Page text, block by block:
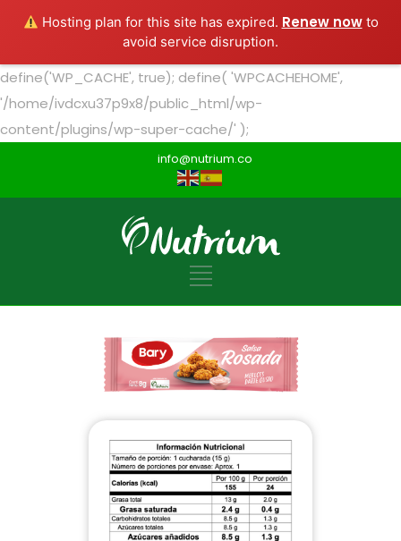
Hosting plan for this site has expired. Renew nowto
avoid service disruption.
define('WP_CACHE', true); define( 'WPCACHEHOME',
'/home/ivdcxu37p9x8/public_html/wp-
content/plugins/wp-super-cache/' );
info@nutrium.co